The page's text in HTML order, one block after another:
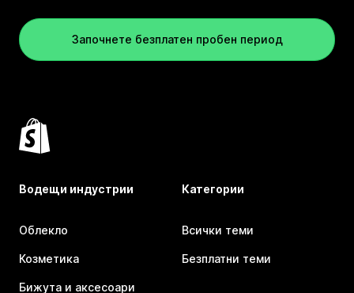
Започнете безплатен пробен период
Водещи индустрии
Облекло
Козметика
Бижута и аксесоари
Категории
Всички теми
Безплатни теми